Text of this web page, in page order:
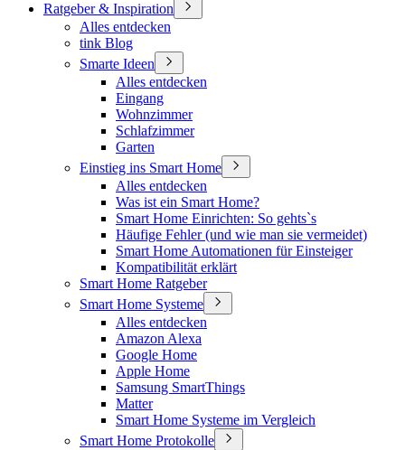
Ratgeber & Inspiration
Alles entdecken
tink Blog
Smarte Ideen
Alles entdecken
Eingang
Wohnzimmer
Schlafzimmer
Garten
Einstieg ins Smart Home
Alles entdecken
Was ist ein Smart Home?
Smart Home Einrichten: So gehts`s
Häufige Fehler (und wie man sie vermeidet)
Smart Home Automationen für Einsteiger
Kompatibilität erklärt
Smart Home Ratgeber
Smart Home Systeme
Alles entdecken
Amazon Alexa
Google Home
Apple Home
Samsung SmartThings
Matter
Smart Home Systeme im Vergleich
Smart Home Protokolle